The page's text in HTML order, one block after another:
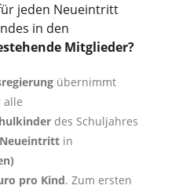
jeden Neueintritt
in den
Mitglieder?
übernimmt
alle
des Schuljahres
Neueintritt in
pro Kind. Zum ersten